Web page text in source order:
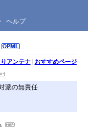
ヘルプ
アンテナ| おすすめページ
派の無責任